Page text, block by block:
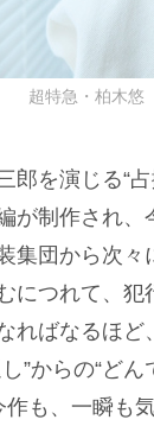
超特急・柏木悠
郎を演じる“
が制作され
集団から次
につれて、
ればなるほ
”からの“ど
作も、一瞬も